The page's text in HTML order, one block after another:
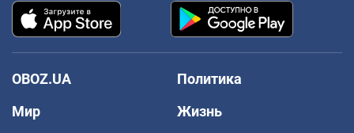
OBOZ.UA
Политика
Мир
Жизнь